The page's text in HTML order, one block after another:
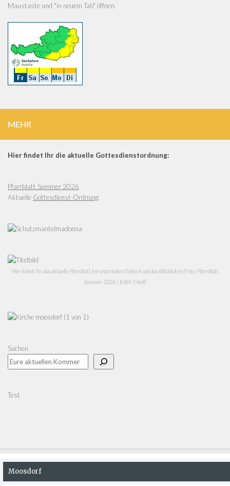
Maustaste und "in neuem Tab" öffnen.
MEHR
Hier findet Ihr die aktuelle Gottesdienstordnung:
Pfarrblatt Sommer 2026
Aktuelle Gottesdienst-Ordnung
Hier könnt Ihr das aktuelle Pfarrblatt herunterladen! Einfach auf das Bild klicken (Foto: Pfarrblatt
Sommer 2026 / Edith Friedl)
Suchen
Test